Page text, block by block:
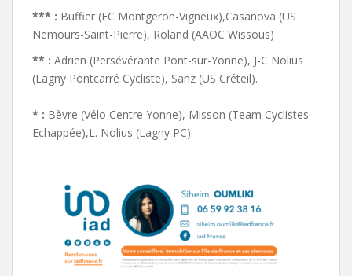
*** : Buffier (EC Montgeron-Vigneux),Casanova (US
Nemours-Saint-Pierre), Roland (AAOC Wissous)
** : Adrien (Persévérante Pont-sur-Yonne), J-C Nolius
(Lagny Pontcarré Cycliste), Sanz (US Créteil).
* : Bèvre (Vélo Centre Yonne), Misson (Team Cyclistes
Echappée),L. Nolius (Lagny PC).